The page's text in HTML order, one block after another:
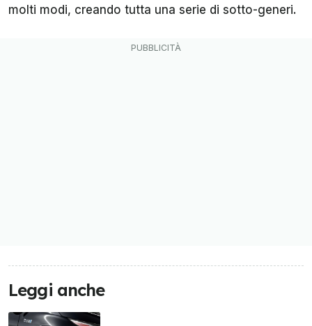
molti modi, creando tutta una serie di sotto-generi.
Leggi anche